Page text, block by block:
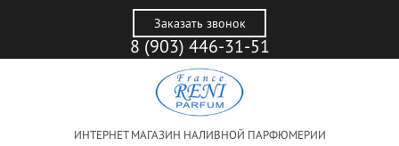
Заказать звонок
8 (903) 446-31-51
ИНТЕРНЕТ МАГАЗИН НАЛИВНОЙ ПАРФЮМЕРИИ